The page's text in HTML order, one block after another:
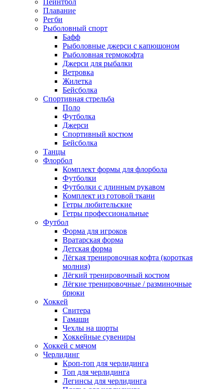
Плавание
Регби
Рыболовный спорт
Бафф
Рыболовные джерси с капюшоном
Рыболовная термокофта
Джерси для рыбалки
Ветровка
Жилетка
Бейсболка
Спортивная стрельба
Поло
Футболка
Джерси
Спортивный костюм
Бейсболка
Танцы
Флорбол
Комплект формы для флорбола
Футболки
Футболки с длинным рукавом
Комплект из готовой ткани
Гетры любительские
Гетры профессиональные
Футбол
Форма для игроков
Вратарская форма
Детская форма
Лёгкая тренировочная кофта (короткая
молния)
Лёгкий тренировочный костюм
Лёгкие тренировочные / разминочные
брюки
Хоккей
Свитера
Гамаши
Чехлы на шорты
Хоккейные сувениры
Хоккей с мячом
Черлидинг
Кроп-топ для черлидинга
Топ для черлидинга
Легинсы для черлидинга